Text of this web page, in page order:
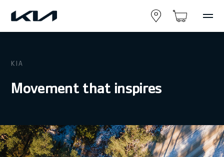
KIA
Movement that inspires